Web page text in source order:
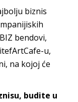
biznis
bendovi,
u,
na kojoj će
budite u